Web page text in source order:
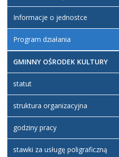
Informacje o jednostce
Program działania
GMINNY OŚRODEK KULTURY
statut
struktura organizacyjna
godziny pracy
stawki za usługę poligraficzną